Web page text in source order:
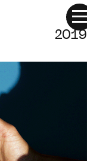
2019